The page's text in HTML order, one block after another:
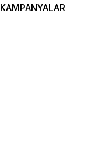
KAMPANYALAR